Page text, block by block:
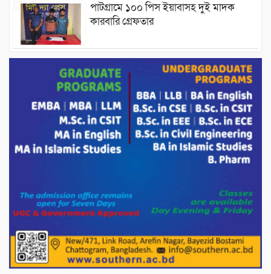
পাটগ্রামে ১০০ পিস ইয়াবাসহ দুই মাদক
কারবারি গ্রেফতার
ড্যাবের ৩৭তম প্রতিষ্ঠাবার্ষিকীতে প্রধানমন্ত্রী
তারেক রহমান।
চন্দনাইশের হাশিমপুর ৪ নং ওয়ার্ডে ৫’শতাধিক
হতদরিদ্র পরিবারের মাঝে খাদ্যসামগ্রী বিতরণ
করেন মনজুর মোরশেদ
পরিবেশ রক্ষায় পাটগ্রামে ইহসান ইয়ুথ
মিরপুর-১১ নম্বরে দুর্বৃত্তদের গুলিতে বিএনপি
নেতা গুরুতর আহত
পাটগ্রামে চিকিৎসা সেবায় বীর মুক্তিযোদ্ধা দবির
উদ্দিন ফাউন্ডেশন